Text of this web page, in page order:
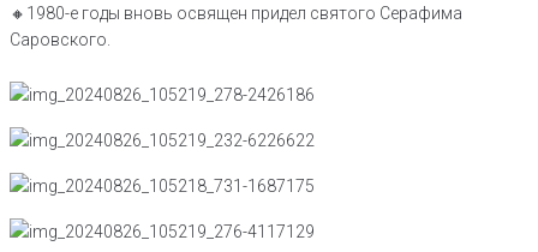
🔸️1980-е годы вновь освящен придел святого Серафима
Саровского.